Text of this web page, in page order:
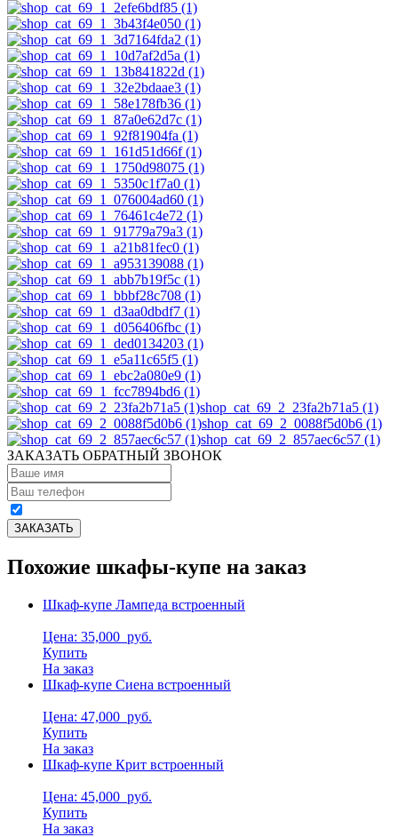
shop_cat_69_2_23fa2b71a5 (1)
shop_cat_69_2_0088f5d0b6 (1)
shop_cat_69_2_857aec6c57 (1)
ЗАКАЗАТЬ ОБРАТНЫЙ ЗВОНОК
Похожие шкафы-купе на заказ
Шкаф-купе Лампеда встроенный
Цена: 35,000 руб.
Купить
На заказ
Шкаф-купе Сиена встроенный
Цена: 47,000 руб.
Купить
На заказ
Шкаф-купе Крит встроенный
Цена: 45,000 руб.
Купить
На заказ